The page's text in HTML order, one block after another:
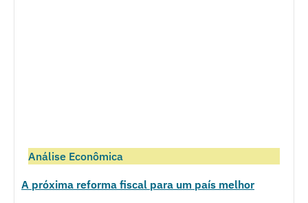
Análise Econômica
A próxima reforma fiscal para um país melhor